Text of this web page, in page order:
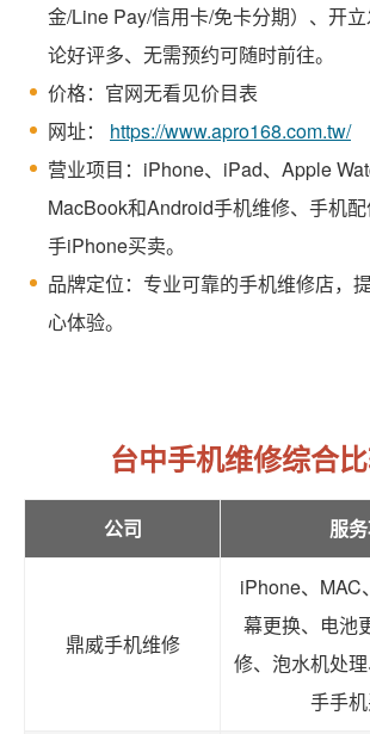
金/Line Pay/信用卡/免卡分期）、开
论好评多、无需预约可随时前往。
价格：官网无看见价目表
网址： https://www.apro168.com.tw/
营业项目：iPhone、iPad、Apple
MacBook和Android手机维修、手机
手iPhone买卖。
品牌定位：专业可靠的手机维修店，
心体验。
台中手机维修综合
公司 服
鼎威手机维修
iPhone、MAC
幕更换、电池
修、泡水机处
手手机